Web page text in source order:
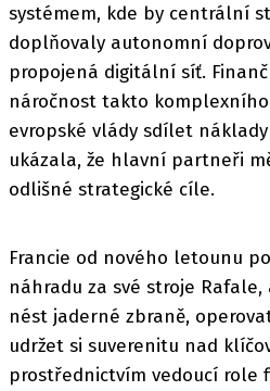
systémem, kde by centrální
doplňovaly autonomní
propojená digitální síť.
náročnost takto
evropské vlády sdílet
ukázala, že hlavní partneři
odlišné strategické cíle.
Francie od nového letounu
náhradu za své stroje
nést jaderné zbraně,
udržet si suverenitu nad
prostřednictvím vedoucí role